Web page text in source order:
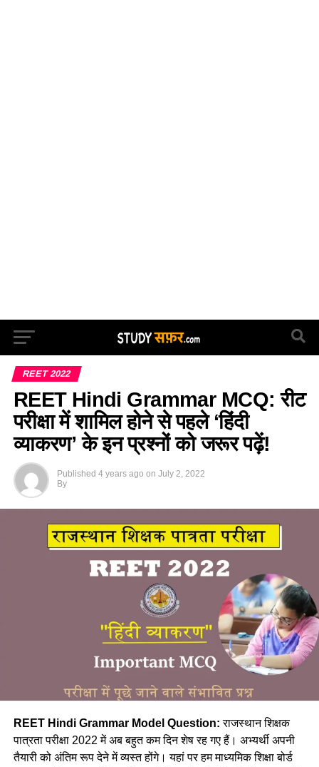
REET 2022
REET Hindi Grammar MCQ: रीट
परीक्षा में शामिल होने से पहले ‘हिंदी
व्याकरण’ के इन प्रश्नों को जरूर पढ़ें!
Published 4 years ago on July 2, 2022
By
REET Hindi Grammar Model Question:राजस्थान शिक्षक
पात्रता परीक्षा 2022 में अब बहुत कम दिन शेष रह गए हैं। अभ्यर्थी अपनी
तैयारी को अंतिम रूप देने में व्यस्त होंगे। यहां पर हम माध्यमिक शिक्षा बोर्ड